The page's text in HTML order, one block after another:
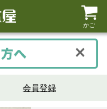
かご
会員登録